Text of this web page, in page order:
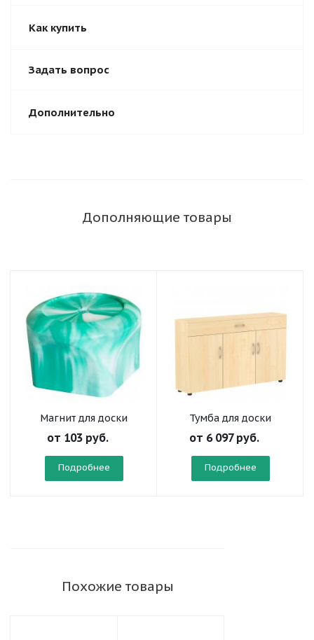
Как купить
Задать вопрос
Дополнительно
Дополняющие товары
Магнит для доски
от 103 руб.
Подробнее
Тумба для доски
от 6 097 руб.
Подробнее
Похожие товары